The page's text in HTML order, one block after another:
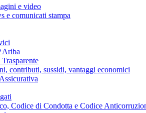
e video
e comunicati stampa
Ariba
contributi, sussidi, vantaggi economici
Codice di Condotta e Codice